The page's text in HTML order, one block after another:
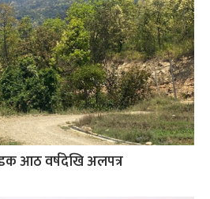
आठ वर्षदेखि अलपत्र